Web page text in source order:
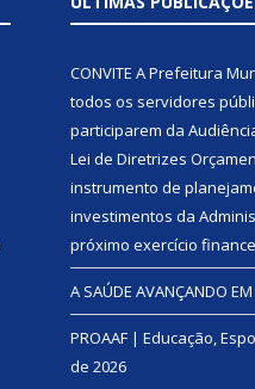
CONVITE A Prefeitura
todos os servidores
participarem da
Lei de Diretrizes
instrumento de
investimentos da
próximo exercício
A SAÚDE AVANÇANDO
PROAAF | Educação,
de 2026